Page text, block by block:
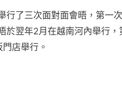
行了三次面對面會晤，第一
於翌年2月在越南河內舉行，
店舉行。